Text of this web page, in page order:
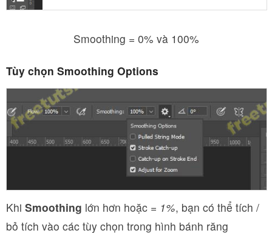
Smoothing = 0% và 100%
Tùy chọn Smoothing Options
Khi Smoothing lớn hơn hoặc = 1%, bạn có thể tích /
bỏ tích vào các tùy chọn trong hình bánh răng